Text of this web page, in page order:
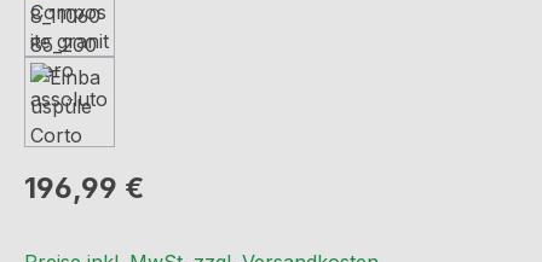
Regulärer Preis:
196,99 €